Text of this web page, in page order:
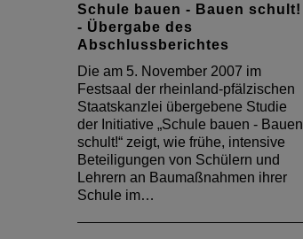
Architektenkammern, die HOAI
zu erhalten.
Schule bauen - Bauen schult!
- Übergabe des
Abschlussberichtes
Die am 5. November 2007 im
Festsaal der rheinland-pfälzischen
Staatskanzlei übergebene Studie
der Initiative „Schule bauen - Bauen
schult!“ zeigt, wie frühe, intensive
Beteiligungen von Schülern und
Lehrern an Baumaßnahmen ihrer
Schule im…